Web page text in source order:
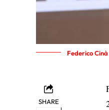
Federico
SHARE